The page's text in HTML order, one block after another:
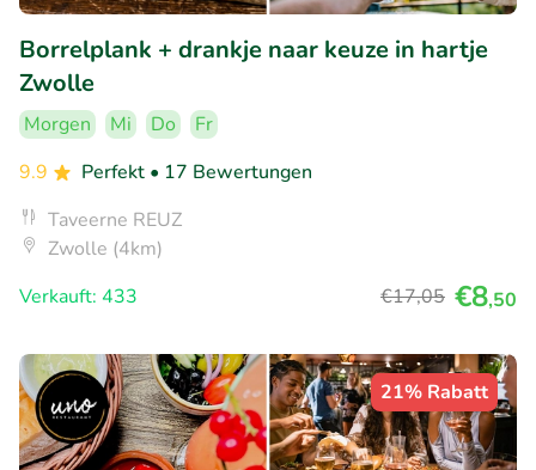
Borrelplank + drankje naar keuze in hartje
Zwolle
Morgen Mi Do
Fr
9.9
Perfekt • 17 Bewertungen
Taveerne REUZ
Zwolle (4km)
Verkauft: 433
€17,05 €8,50
21% Rabatt